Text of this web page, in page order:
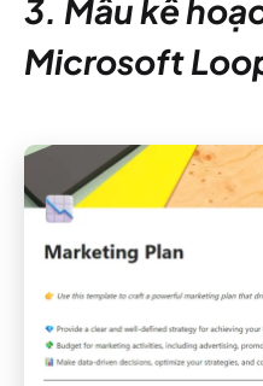
3. Mẫu kế
Microsoft